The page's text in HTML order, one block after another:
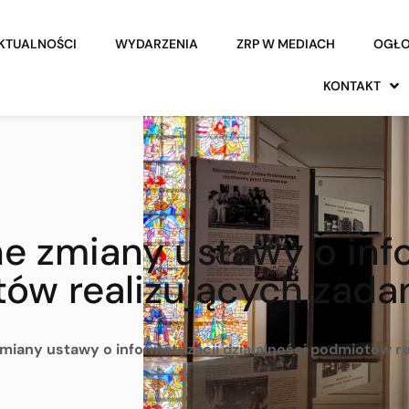
WYDARZENIA ZRP W MEDIACH
KONTAKT
zmiany ustawy o
realizujących
ustawy o informatyzacji działalności podmiotów